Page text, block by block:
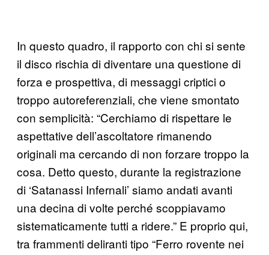
In questo quadro, il rapporto con chi si sente
il disco rischia di diventare una questione di
forza e prospettiva, di messaggi criptici o
troppo autoreferenziali, che viene smontato
con semplicità: “Cerchiamo di rispettare le
aspettative dell’ascoltatore rimanendo
originali ma cercando di non forzare troppo la
cosa. Detto questo, durante la registrazione
di ‘Satanassi Infernali’ siamo andati avanti
una decina di volte perché scoppiavamo
sistematicamente tutti a ridere.” E proprio qui,
tra frammenti deliranti tipo “Ferro rovente nei